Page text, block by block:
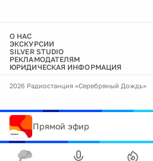
О НАС
ЭКСКУРСИИ
SILVER STUDIO
РЕКЛАМОДАТЕЛЯМ
ЮРИДИЧЕСКАЯ ИНФОРМАЦИЯ
2026 Радиостанция «Серебряный Дождь»
Прямой эфир